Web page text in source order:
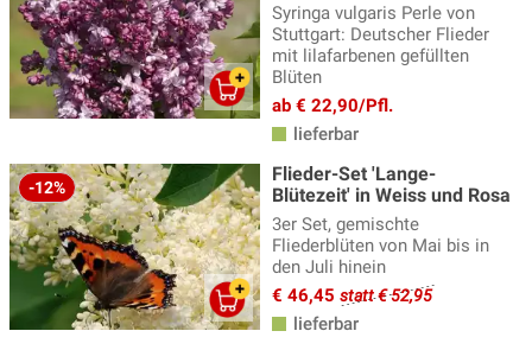
Syringa vulgaris Perle von
Stuttgart: Deutscher Flieder
mit lilafarbenen gefüllten
Blüten
ab € 22,90/Pfl.
lieferbar
-12%
Flieder-Set 'Lange-
Blütezeit' in Weiss und Rosa
3er Set, gemischte
Fliederblüten von Mai bis in
den Juli hinein
€ 46,45 statt € 52,95
lieferbar